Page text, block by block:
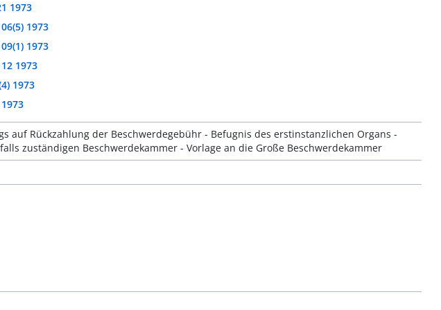
1973
1973
1973
1973
1973
auf Rückzahlung der Beschwerdegebühr - Befugnis des erstinstanzlichen Organs -
zuständigen Beschwerdekammer - Vorlage an die Große Beschwerdekammer